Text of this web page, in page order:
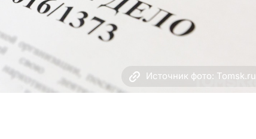
Источник фото: Tomsk.ru